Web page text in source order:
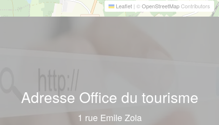
Leaflet | ©OpenStreetMapContributors
Adresse Office du tourisme
1 rue Emile Zola